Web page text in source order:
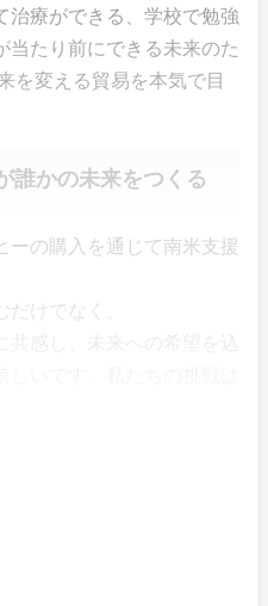
治療ができる、学校で勉強
当たり前にできる未来のた
を変える貿易を本気で目
誰かの未来をつくる
ーの購入を通じて南米支援
けでなく、